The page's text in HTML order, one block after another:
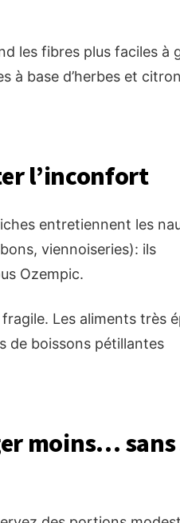
les fibres plus faciles à
à base d’herbes et citron
l’inconfort
entretiennent les
viennoiseries): ils
Ozempic.
Les aliments très
de boissons pétillantes
moins… sans